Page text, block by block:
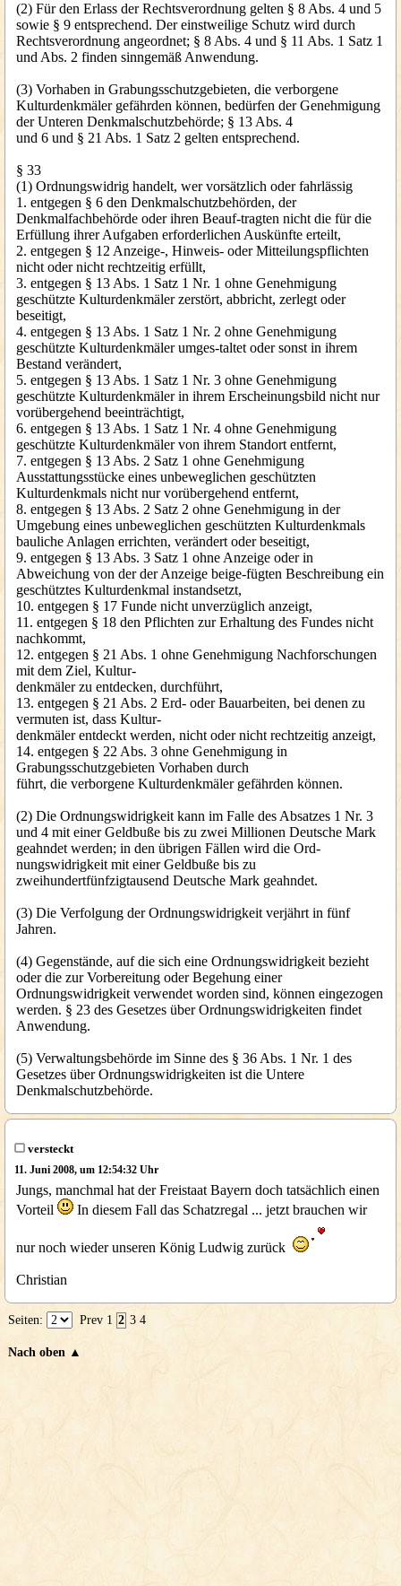
(2) Für den Erlass der Rechtsverordnung gelten § 8 Abs. 4 und 5
sowie § 9 entsprechend. Der einstweilige Schutz wird durch
Rechtsverordnung angeordnet; § 8 Abs. 4 und § 11 Abs. 1 Satz 1
und Abs. 2 finden sinngemäß Anwendung.
(3) Vorhaben in Grabungsschutzgebieten, die verborgene
Kulturdenkmäler gefährden können, bedürfen der Genehmigung
der Unteren Denkmalschutzbehörde; § 13 Abs. 4
und 6 und § 21 Abs. 1 Satz 2 gelten entsprechend.
§ 33
(1) Ordnungswidrig handelt, wer vorsätzlich oder fahrlässig
1. entgegen § 6 den Denkmalschutzbehörden, der
Denkmalfachbehörde oder ihren Beauf-tragten nicht die für die
Erfüllung ihrer Aufgaben erforderlichen Auskünfte erteilt,
2. entgegen § 12 Anzeige-, Hinweis- oder Mitteilungspflichten
nicht oder nicht rechtzeitig erfüllt,
3. entgegen § 13 Abs. 1 Satz 1 Nr. 1 ohne Genehmigung
geschützte Kulturdenkmäler zerstört, abbricht, zerlegt oder
beseitigt,
4. entgegen § 13 Abs. 1 Satz 1 Nr. 2 ohne Genehmigung
geschützte Kulturdenkmäler umges-taltet oder sonst in ihrem
Bestand verändert,
5. entgegen § 13 Abs. 1 Satz 1 Nr. 3 ohne Genehmigung
geschützte Kulturdenkmäler in ihrem Erscheinungsbild nicht nur
vorübergehend beeinträchtigt,
6. entgegen § 13 Abs. 1 Satz 1 Nr. 4 ohne Genehmigung
geschützte Kulturdenkmäler von ihrem Standort entfernt,
7. entgegen § 13 Abs. 2 Satz 1 ohne Genehmigung
Ausstattungsstücke eines unbeweglichen geschützten
Kulturdenkmals nicht nur vorübergehend entfernt,
8. entgegen § 13 Abs. 2 Satz 2 ohne Genehmigung in der
Umgebung eines unbeweglichen geschützten Kulturdenkmals
bauliche Anlagen errichten, verändert oder beseitigt,
9. entgegen § 13 Abs. 3 Satz 1 ohne Anzeige oder in
Abweichung von der der Anzeige beige-fügten Beschreibung ein
geschütztes Kulturdenkmal instandsetzt,
10. entgegen § 17 Funde nicht unverzüglich anzeigt,
11. entgegen § 18 den Pflichten zur Erhaltung des Fundes nicht
nachkommt,
12. entgegen § 21 Abs. 1 ohne Genehmigung Nachforschungen
mit dem Ziel, Kultur-
denkmäler zu entdecken, durchführt,
13. entgegen § 21 Abs. 2 Erd- oder Bauarbeiten, bei denen zu
vermuten ist, dass Kultur-
denkmäler entdeckt werden, nicht oder nicht rechtzeitig anzeigt,
14. entgegen § 22 Abs. 3 ohne Genehmigung in
Grabungsschutzgebieten Vorhaben durch
führt, die verborgene Kulturdenkmäler gefährden können.
(2) Die Ordnungswidrigkeit kann im Falle des Absatzes 1 Nr. 3
und 4 mit einer Geldbuße bis zu zwei Millionen Deutsche Mark
geahndet werden; in den übrigen Fällen wird die Ord-
nungswidrigkeit mit einer Geldbuße bis zu
zweihundertfünfzigtausend Deutsche Mark geahndet.
(3) Die Verfolgung der Ordnungswidrigkeit verjährt in fünf
Jahren.
(4) Gegenstände, auf die sich eine Ordnungswidrigkeit bezieht
oder die zur Vorbereitung oder Begehung einer
Ordnungswidrigkeit verwendet worden sind, können eingezogen
werden. § 23 des Gesetzes über Ordnungswidrigkeiten findet
Anwendung.
(5) Verwaltungsbehörde im Sinne des § 36 Abs. 1 Nr. 1 des
Gesetzes über Ordnungswidrigkeiten ist die Untere
Denkmalschutzbehörde.
versteckt
11. Juni 2008, um 12:54:32 Uhr
Jungs, manchmal hat der Freistaat Bayern doch tatsächlich einen
Vorteil
In diesem Fall das Schatzregal ... jetzt brauchen wir
nur noch wieder unseren König Ludwig zurück
Christian
Seiten: Prev 1 2 3 4
Nach oben ▲